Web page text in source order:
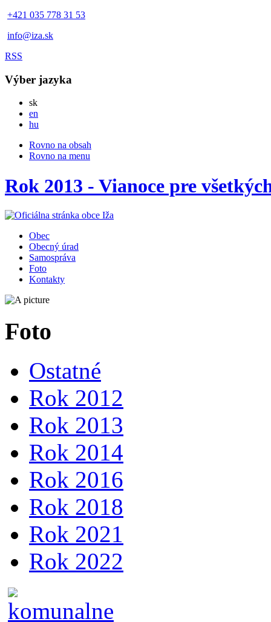
+421 035 778 31 53
info@iza.sk
RSS
Výber jazyka
skSlovensky
en
hu
Rovno na obsah
Rovno na menu
Rok 2013 - Vianoce pre
Obec
Obecný úrad
Samospráva
Foto
Kontakty
Foto
Ostatné
Rok 2012
Rok 2013
Rok 2014
Rok 2016
Rok 2018
Rok 2021
Rok 2022